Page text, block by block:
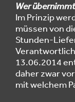
Wer
Im Prinzip
müssen von
Stunden-
13.06.2014
daher zwar
mit welchem